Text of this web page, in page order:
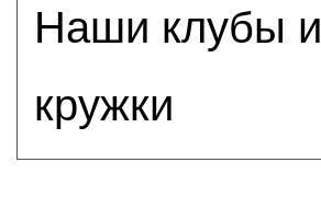
Наши клубы и
кружки